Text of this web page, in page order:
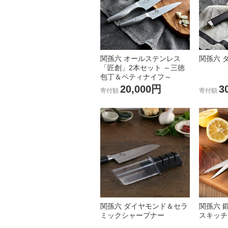
関孫六 オールステンレス
「匠創」2本セット ～三徳
包丁＆ペティナイフ～
寄付額 20,000円
関孫六
寄付額
関孫六 ダイヤモンド＆セラ
ミックシャープナー
関孫六
スキッ